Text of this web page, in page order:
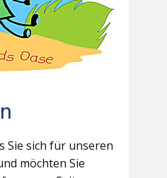
Sie sich für unseren
möchten Sie